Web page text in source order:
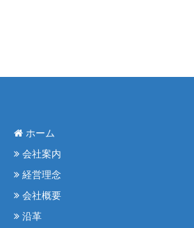
ホーム
会社案内
経営理念
会社概要
沿革